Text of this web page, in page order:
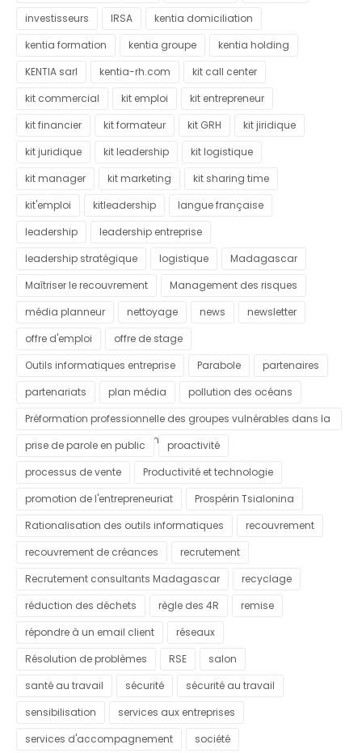
investisseurs
IRSA
kentia domiciliation
kentia formation
kentia groupe
kentia holding
KENTIA sarl
kentia-rh.com
kit call center
kit commercial
kit emploi
kit entrepreneur
kit financier
kit formateur kit GRH
kit jiridique
kit juridique
kit leadership
kit logistique
kit manager
kit marketing
kit sharing time
kit'emploi
kitleadership
langue française
leadership
leadership entreprise
leadership stratégique
logistique
Madagascar
Maîtriser le recouvrement
Management des risques
média planneur
nettoyage news
newsletter
offre d'emploi
offre de stage
Outils informatiques entreprise
Parabole
partenaires
partenariats
plan média
pollution des océans
Préformation professionnelle des groupes vulnérables dans la
commune urbaine d'Antananarivo
prise de parole en public
proactivité
processus de vente
Productivité et technologie
promotion de l'entrepreneuriat
Prospérin Tsialonina
Rationalisation des outils informatiques
recouvrement
recouvrement de créances
recrutement
Recrutement consultants Madagascar
recyclage
réduction des déchets
règle des 4R
remise
répondre à un email client
réseaux
Résolution de problèmes
RSE
salon
santé au travail
sécurité
sécurité au travail
sensibilisation
services aux entreprises
services d'accompagnement
société